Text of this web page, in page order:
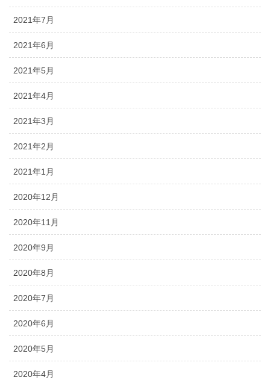
2021年7月
2021年6月
2021年5月
2021年4月
2021年3月
2021年2月
2021年1月
2020年12月
2020年11月
2020年9月
2020年8月
2020年7月
2020年6月
2020年5月
2020年4月